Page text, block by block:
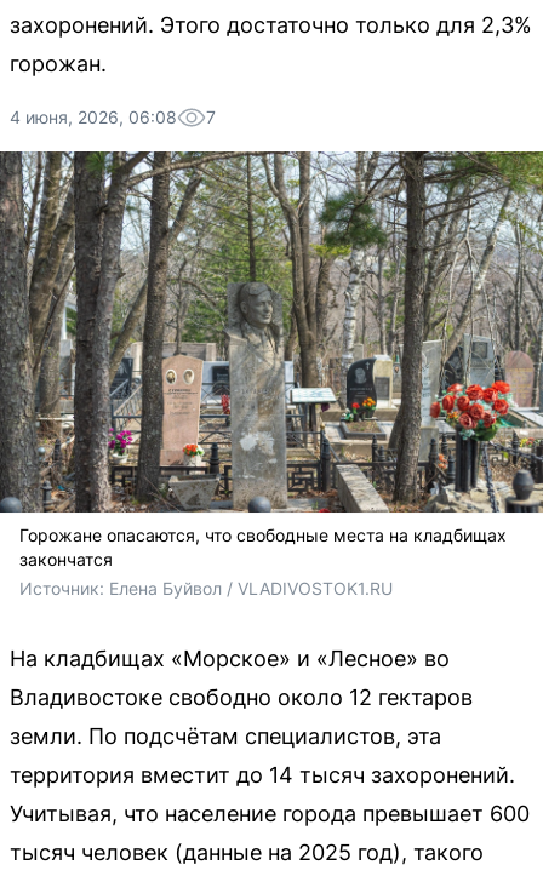
захоронений. Этого достаточно только для 2,3%
горожан.
4 июня, 2026, 06:08 7
Горожане опасаются, что свободные места на кладбищах
закончатся
Источник: Елена Буйвол / VLADIVOSTOK1.RU
На кладбищах «Морское» и «Лесное» во
Владивостоке свободно около 12 гектаров
земли. По подсчётам специалистов, эта
территория вместит до 14 тысяч захоронений.
Учитывая, что население города превышает 600
тысяч человек (данные на 2025 год), такого